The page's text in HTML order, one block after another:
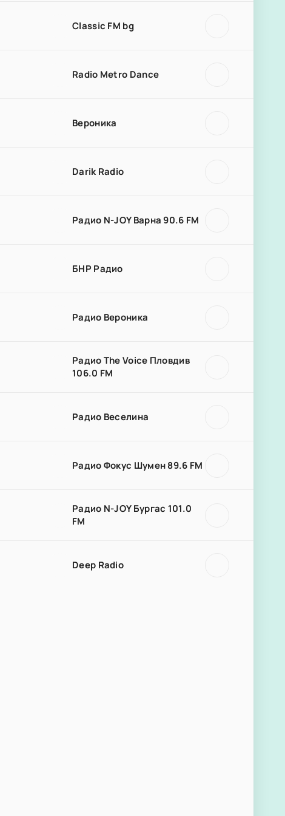
Classic FM bg
Radio Metro Dance
Вероника
Darik Radio
Радио N-JOY Варна 90.6 FM
БНР Радио
Радио Вероника
Радио The Voice Пловдив
106.0 FM
Радио Веселина
Радио Фокус Шумен 89.6 FM
Радио N-JOY Бургас 101.0
FM
Deep Radio